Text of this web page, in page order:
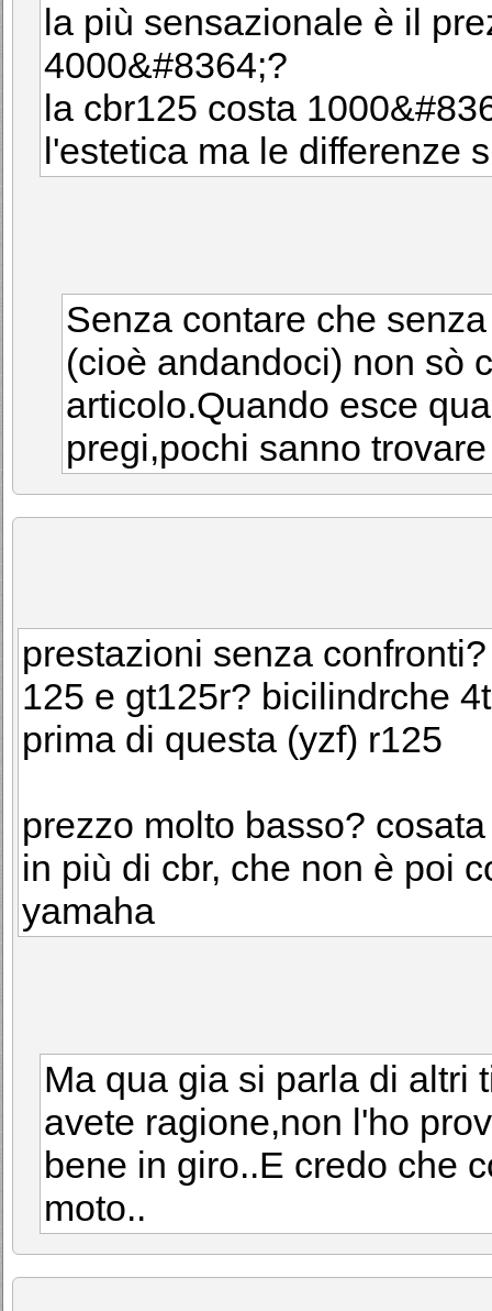
la più sensazionale è il
4000&#8364;?
la cbr125 costa
l'estetica ma le differenze
Senza contare che
(cioè andandoci) non sò
articolo.Quando esce
pregi,pochi sanno
prestazioni senza
125 e gt125r? bicilindrche
prima di questa (yzf) r125
prezzo molto basso?
in più di cbr, che non è poi
yamaha
Ma qua gia si parla di altri
avete ragione,non l'ho
bene in giro..E credo che
moto..